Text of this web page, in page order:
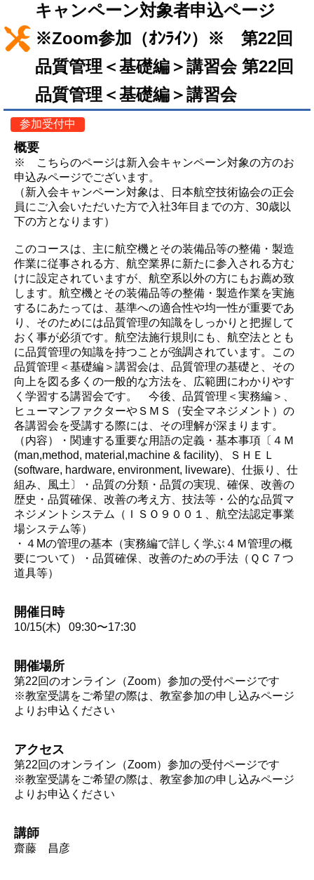
キャンペーン対象者申込ページ
※Zoom参加（ｵﾝﾗｲﾝ）※ 第22回
品質管理＜基礎編＞講習会 第22回
品質管理＜基礎編＞講習会
参加受付中
概要
※ こちらのページは新入会キャンペーン対象の方のお
申込みページでございます。
（新入会キャンペーン対象は、日本航空技術協会の正会
員にご入会いただいた方で入社3年目までの方、30歳以
下の方となります）
このコースは、主に航空機とその装備品等の整備・製造
作業に従事される方、航空業界に新たに参入される方む
けに設定されていますが、航空系以外の方にもお薦め致
します。航空機とその装備品等の整備・製造作業を実施
するにあたっては、基準への適合性や均一性が重要であ
り、そのためには品質管理の知識をしっかりと把握して
おく事が必須です。航空法施行規則にも、航空法ととも
に品質管理の知識を持つことが強調されています。この
品質管理＜基礎編＞講習会は、品質管理の基礎と、その
向上を図る多くの一般的な方法を、広範囲にわかりやす
く学習する講習会です。 今後、品質管理＜実務編＞、
ヒューマンファクターやＳＭＳ（安全マネジメント）の
各講習会を受講する際には、その理解が深まります。
（内容）・関連する重要な用語の定義・基本事項〔４Ｍ
(man,method, material,machine & facility)、ＳＨＥＬ
(software, hardware, environment, liveware)、仕振り、仕
組み、風土〕・品質の分類・品質の実現、確保、改善の
歴史・品質確保、改善の考え方、技法等・公的な品質マ
ネジメントシステム（ＩＳＯ９００１、航空法認定事業
場システム等）
・４Mの管理の基本（実務編で詳しく学ぶ４Ｍ管理の概
要について）・品質確保、改善のための手法（ＱＣ７つ
道具等）
開催日時
10/15(木) 09:30〜17:30
開催場所
第22回のオンライン（Zoom）参加の受付ページです
※教室受講をご希望の際は、教室参加の申し込みページ
よりお申込ください
アクセス
第22回のオンライン（Zoom）参加の受付ページです
※教室受講をご希望の際は、教室参加の申し込みページ
よりお申込ください
講師
齋藤 昌彦